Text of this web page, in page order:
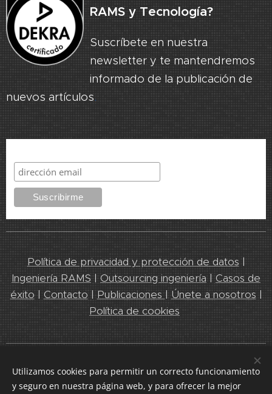
RAMS y Tecnología?
Suscríbete en nuestra
newsletter y te mantendremos
informado de la publicación de
nuevos artículos.
Política de privacidad y protección de datos |
Ingeniería RAMS | Outsourcing ingeniería | Casos de
éxito | Contacto | Publicaciones | Únete a nosotros |
Política de cookies
Leedeo Engineering 2025. Líderes en servicios de Ingeniería y
RAMS
Utilizamos cookies para permitir un correcto funcionamiento
y seguro en nuestra página web, y para ofrecer la mejor